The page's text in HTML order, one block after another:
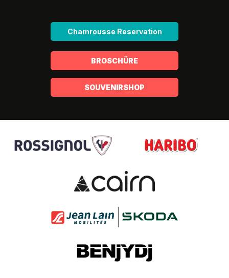
Chamrousse Reservation
BROSCHÜRE
SOUVENIRSHOP